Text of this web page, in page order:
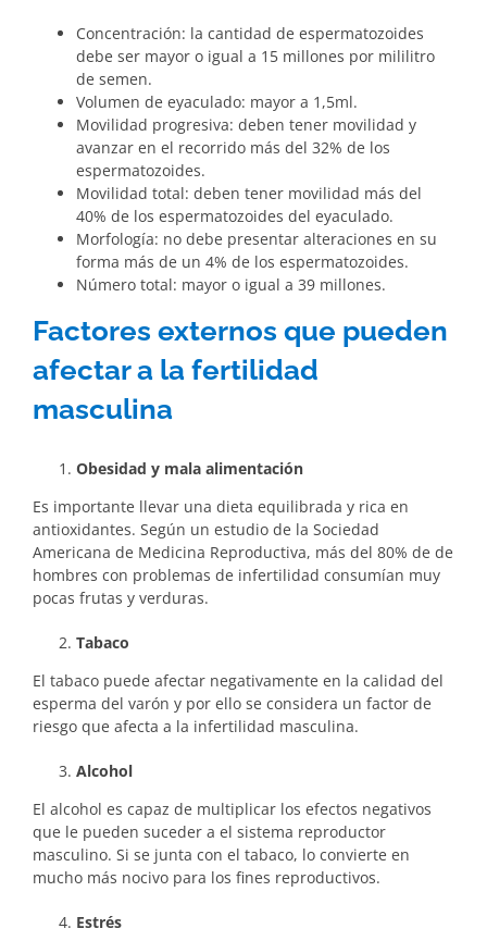
Concentración: la cantidad de espermatozoides
debe ser mayor o igual a 15 millones por mililitro
de semen.
Volumen de eyaculado: mayor a 1,5ml.
Movilidad progresiva: deben tener movilidad y
avanzar en el recorrido más del 32% de los
espermatozoides.
Movilidad total: deben tener movilidad más del
40% de los espermatozoides del eyaculado.
Morfología: no debe presentar alteraciones en su
forma más de un 4% de los espermatozoides.
Número total: mayor o igual a 39 millones.
Factores externos que pueden
afectar a la fertilidad
masculina
Obesidad y mala alimentación
Es importante llevar una dieta equilibrada y rica en
antioxidantes. Según un estudio de la Sociedad
Americana de Medicina Reproductiva, más del 80% de de
hombres con problemas de infertilidad consumían muy
pocas frutas y verduras.
Tabaco
El tabaco puede afectar negativamente en la calidad del
esperma del varón y por ello se considera un factor de
riesgo que afecta a la infertilidad masculina.
Alcohol
El alcohol es capaz de multiplicar los efectos negativos
que le pueden suceder a el sistema reproductor
masculino. Si se junta con el tabaco, lo convierte en
mucho más nocivo para los fines reproductivos.
Estrés